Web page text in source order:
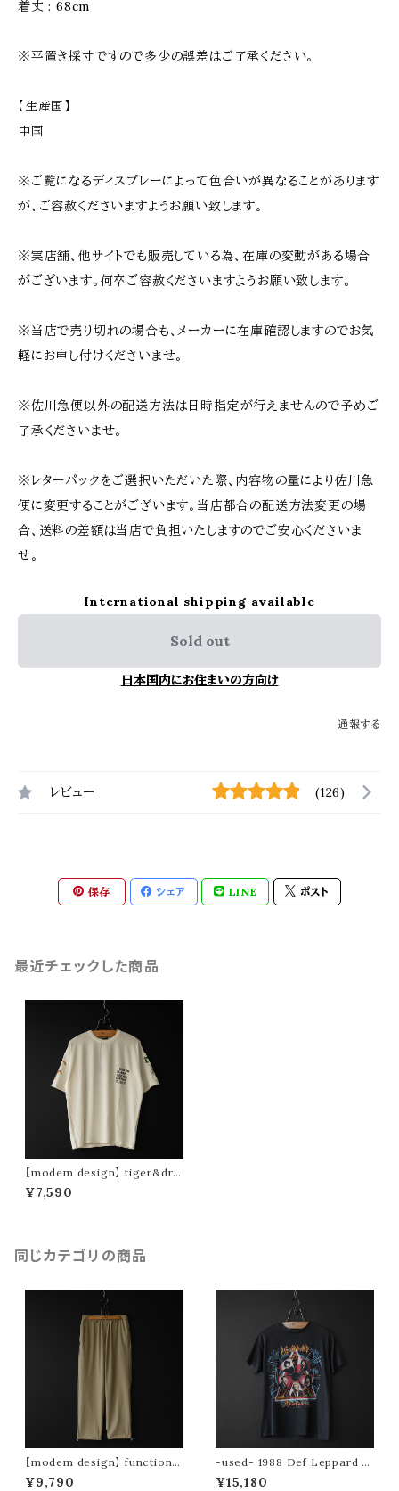
着丈 : 68cm
※平置き採寸ですので多少の誤差はご了承ください。
【生産国】
中国
※ご覧になるディスプレーによって色合いが異なることがあります
が、ご容赦くださいますようお願い致します。
※実店舗、他サイトでも販売している為、在庫の変動がある場合
がございます。何卒ご容赦くださいますようお願い致します。
※当店で売り切れの場合も、メーカーに在庫確認しますのでお気
軽にお申し付けくださいませ。
※佐川急便以外の配送方法は日時指定が行えませんので予めご
了承くださいませ。
※レターパックをご選択いただいた際、内容物の量により佐川急
便に変更することがございます。当店都合の配送方法変更の場
合、送料の差額は当店で負担いたしますのでご安心くださいま
せ。
International shipping available
Sold out
日本国内にお住まいの方向け
通報する
レビュー (126)
保存 シェア LINE ポスト
最近チェックした商品
【modem design】 tiger&dra
gon slub tee -usa cotton-
(white)
¥7,590
同じカテゴリの商品
【modem design】 functional
drawstring pants (beige)
¥9,790
-used- 1988 Def Leppard to
ur tee (Hysteria)
¥15,180